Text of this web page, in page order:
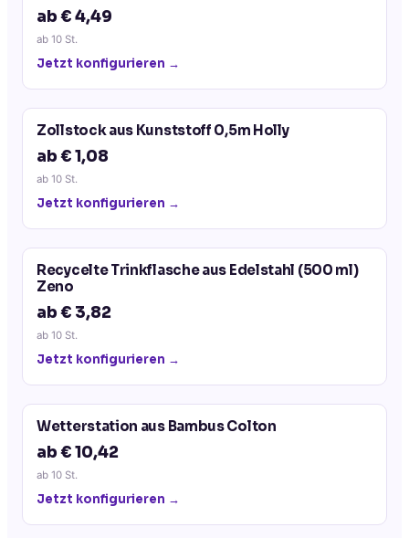
ab € 4,49
ab 10 St.
Jetzt konfigurieren →
Zollstock aus Kunststoff 0,5m Holly
ab € 1,08
ab 10 St.
Jetzt konfigurieren →
Recycelte Trinkflasche aus Edelstahl (500 ml)
Zeno
ab € 3,82
ab 10 St.
Jetzt konfigurieren →
Wetterstation aus Bambus Colton
ab € 10,42
ab 10 St.
Jetzt konfigurieren →